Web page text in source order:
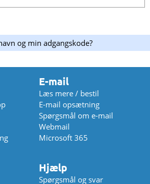
og min adgangskode?
E-mail
Læs mere / bestil
E-mail opsætning
Spørgsmål om e-mail
Webmail
Microsoft 365
Hjælp
Spørgsmål og svar